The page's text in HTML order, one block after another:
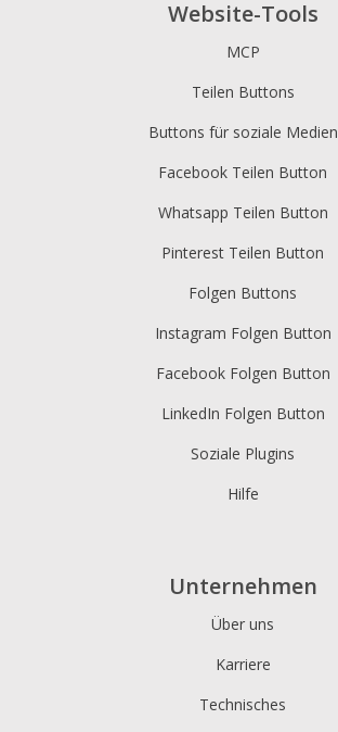
Website-Tools
MCP
Teilen Buttons
Buttons für soziale Medien
Facebook Teilen Button
Whatsapp Teilen Button
Pinterest Teilen Button
Folgen Buttons
Instagram Folgen Button
Facebook Folgen Button
LinkedIn Folgen Button
Soziale Plugins
Hilfe
Unternehmen
Über uns
Karriere
Technisches